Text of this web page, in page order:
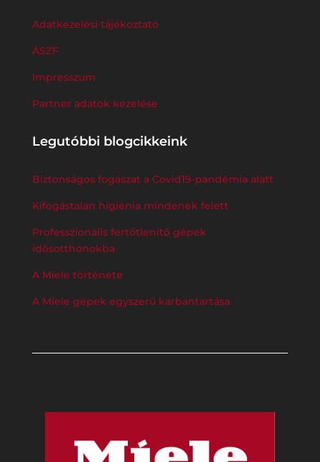
Adatkezelési tájékoztató
ÁSZF
Impresszum
Partner adatok kezelése
Legutóbbi blogcikkeink
Biztonságos fogászat a Covid19-pandémia alatt
Kifogástalan higiénia mindenek felett
Professzionális fertőtlenítő gépek
idősotthonokba
A Miele története
A Miele gépek egyszerű karbantartása